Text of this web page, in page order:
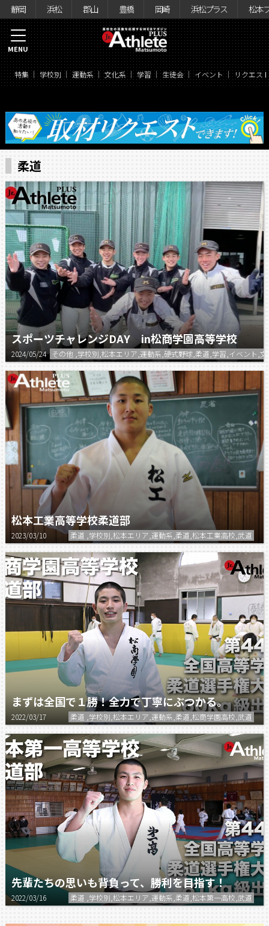
静岡 浜松 郡山 豊橋 岡崎 浜松プラス 松本
特集 学校別 運動系 文化系 学習 生徒会 イベント リクエス
MENU
柔道
スポーツチャレンジDAY in松商学園高等学校
2024/05/24 その他 ,学校別,松本エリア,運動系,硬式野球,柔道,学習,イベント,
松本工業高等学校柔道部
2023/03/10 柔道 ,学校別,松本エリア,運動系,柔道,松本工業高校,武道
まずは全国で１勝！全力で丁寧にぶつかる。
2022/03/17 柔道 ,学校別,松本エリア,運動系,柔道,松商学園高校,武道
先輩たちの思いも背負って、勝利を目指す！
2022/03/16 柔道 ,学校別,松本エリア,運動系,柔道,松本第一高校,武道